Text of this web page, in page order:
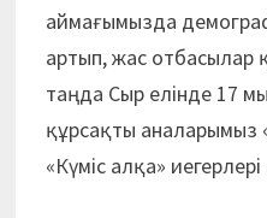
аймағымызда
артып, жас отбасылар
таңда Сыр елінде 17
құрсақты аналарымыз
«Күміс алқа»